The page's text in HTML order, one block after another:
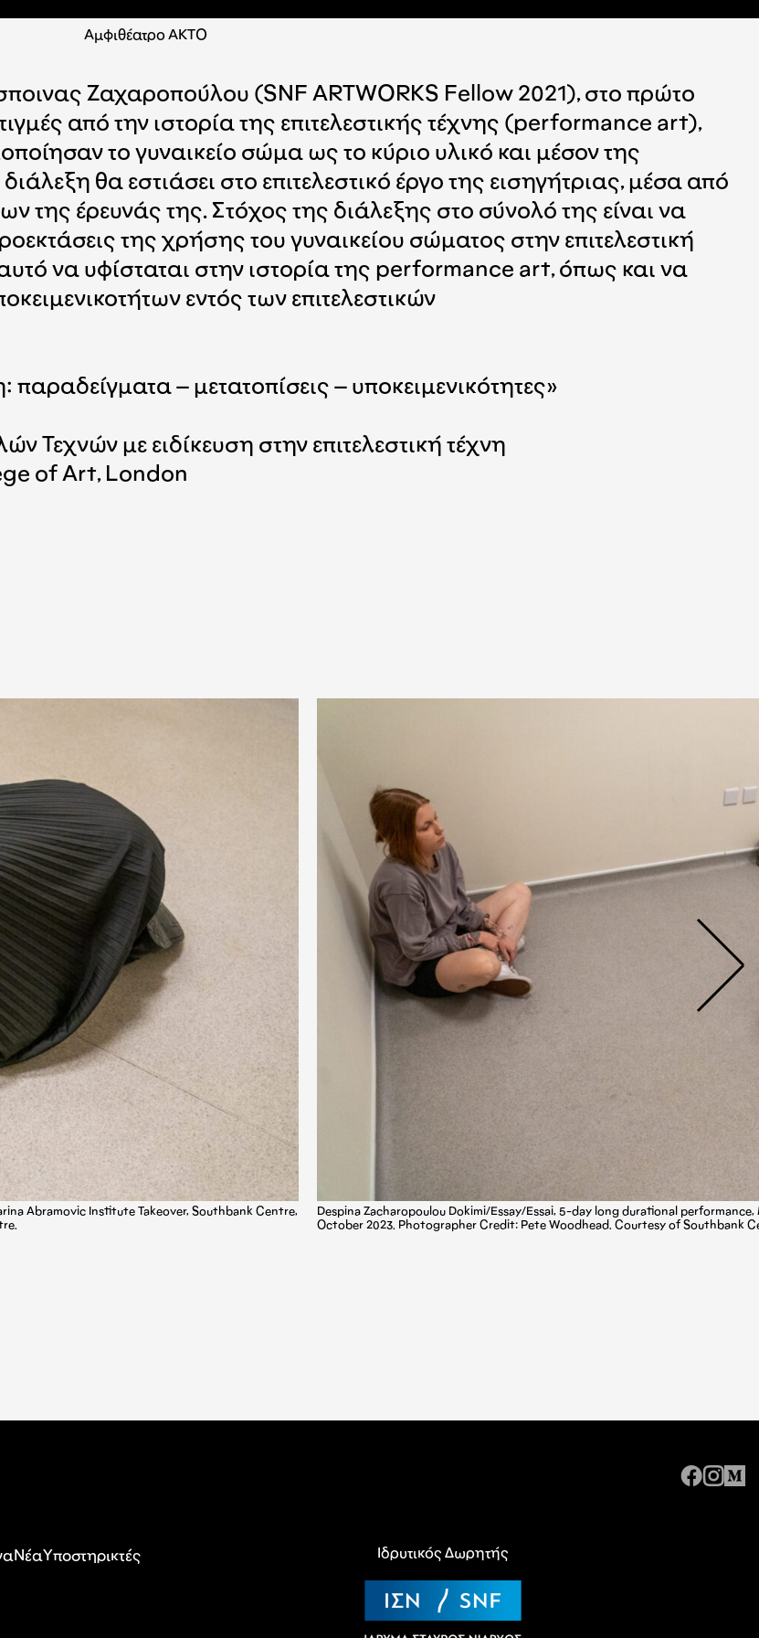
Αμφιθέατρο ΑΚΤΟ
Ζαχαροπούλου (SNF ARTWORKS Fellow 2021), στο πρώτο
από την ιστορία της επιτελεστικής τέχνης (performance art),
το γυναικείο σώμα ως το κύριο υλικό και μέσον της
θα εστιάσει στο επιτελεστικό έργο της εισηγήτριας, μέσα από
της έρευνάς της. Στόχος της διάλεξης στο σύνολό της είναι να
της χρήσης του γυναικείου σώματος στην επιτελεστική
αυτό να υφίσταται στην ιστορία της performance art, όπως και να
εντός των επιτελεστικών
παραδείγματα – μετατοπίσεις – υποκειμενικότητες»
με ειδίκευση στην επιτελεστική τέχνη
of Art, London
Abramovic Institute Takeover, Southbank Centre,
Despina Zacharopoulou Dokimi/Essay/Essai, 5-day long durational
October 2023. Photographer Credit: Pete Woodhead. Courtesy of Southbank
NέαΥποστηρικτές Ιδρυτικός Δωρητής